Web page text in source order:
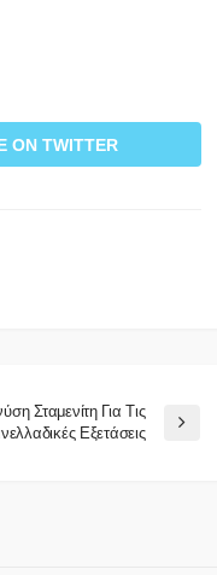
ON TWITTER
Σταμενίτη Για Τις
Εξετάσεις